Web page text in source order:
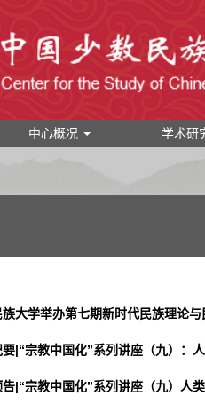
中心概况 学术研
族大学举办第七期新时代民族理论
|“宗教中国化”系列讲座（九）：
|“宗教中国化”系列讲座（九）人